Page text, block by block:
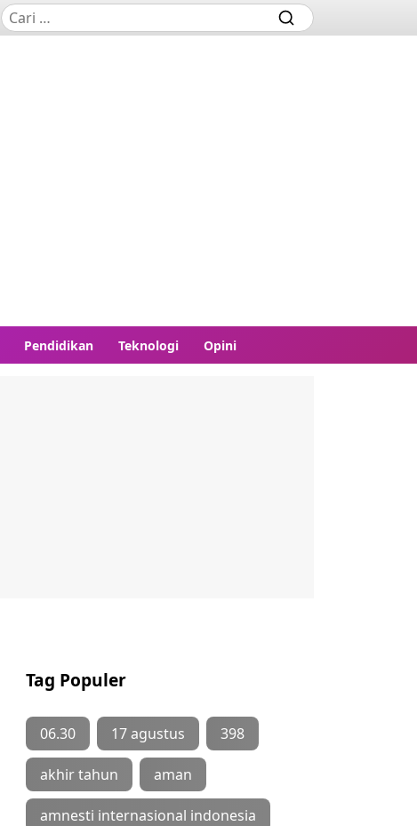
Pendidikan Teknologi Opini
Tag Populer
06.30 17 agustus 398
akhir tahun aman
amnesti internasional indonesia